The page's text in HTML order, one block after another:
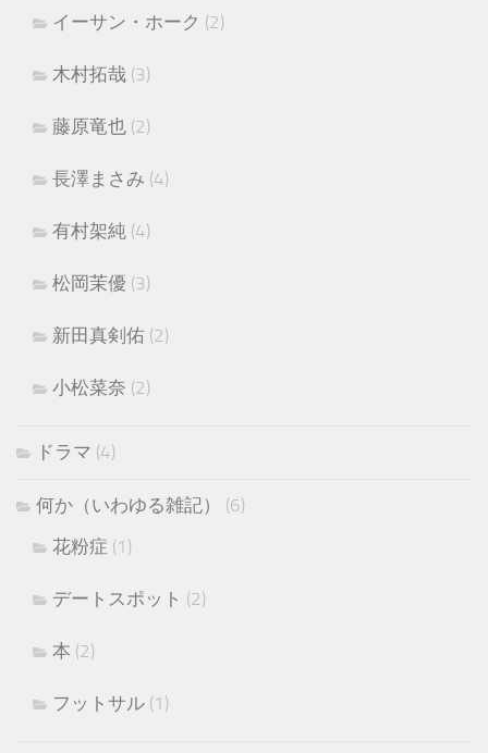
イーサン・ホーク (2)
木村拓哉 (3)
藤原竜也 (2)
長澤まさみ (4)
有村架純 (4)
松岡茉優 (3)
新田真剣佑 (2)
小松菜奈 (2)
ドラマ (4)
何か（いわゆる雑記）
(6)
花粉症 (1)
デートスポット (2)
本 (2)
フットサル (1)